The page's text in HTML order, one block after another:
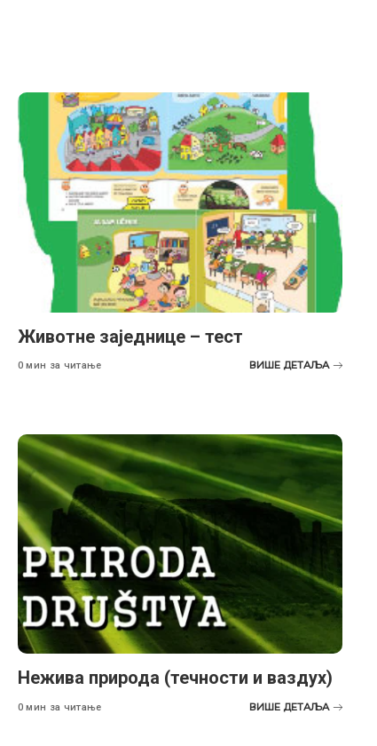
Животне заједнице – тест
0 мин за читање ВИШЕ ДЕТАЉА
Нежива природа (течности и ваздух)
0 мин за читање ВИШЕ ДЕТАЉА